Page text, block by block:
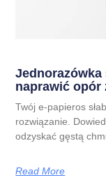
Jednorazówka
naprawić opór
Twój e-papieros
rozwiązanie.
odzyskać gęstą
Read More